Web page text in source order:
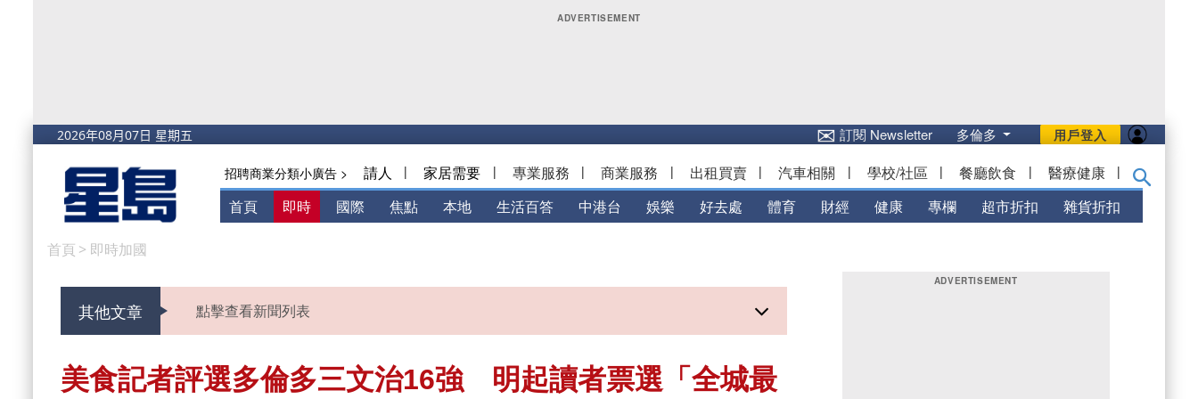
用戶登入
✉訂閱 Newsletter 多倫多
招聘商業分類小廣告 > 請人 | 家居需要 | 專業服務 | 商業服務 | 出租買賣 | 汽車相關 | 學校/社區 | 餐廳飲食 | 醫療健康 |
首頁 即時 國際 焦點 本地 生活百答 中港台 娛樂 好去處 體育 財經 健康 專欄 超市折扣 雜貨折扣
首頁 > 即時加國
其他文章 點擊查看新聞列表
美食記者評選多倫多三文治16強 明起讀者票選「全城最